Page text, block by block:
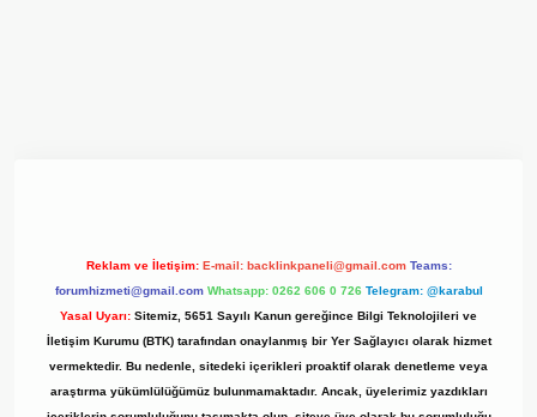
Reklam ve İletişim: E-mail: backlinkpaneli@gmail.com Teams:
forumhizmeti@gmail.com Whatsapp: 0262 606 0 726 Telegram: @karabul
Yasal Uyarı: Sitemiz, 5651 Sayılı Kanun gereğince Bilgi Teknolojileri ve
İletişim Kurumu (BTK) tarafından onaylanmış bir Yer Sağlayıcı olarak hizmet
vermektedir. Bu nedenle, sitedeki içerikleri proaktif olarak denetleme veya
araştırma yükümlülüğümüz bulunmamaktadır. Ancak, üyelerimiz yazdıkları